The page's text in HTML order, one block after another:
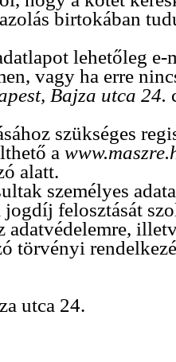
birtokában
lehetőleg e-
vagy ha erre
Bajza utca 24.
szükséges
a
alatt.
személyes
jogdíj felosztását
adatvédelemre,
törvényi
utca 24.